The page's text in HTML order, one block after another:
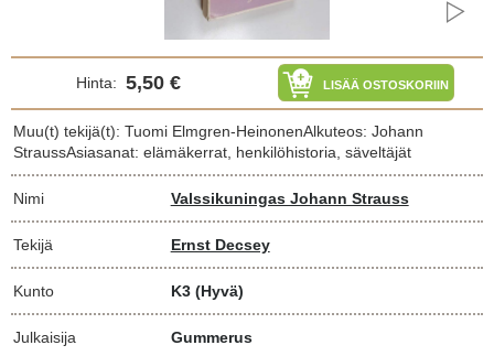
Hinta: 5,50 € LISÄÄ OSTOSKORIIN
Muu(t) tekijä(t): Tuomi Elmgren-HeinonenAlkuteos: Johann
StraussAsiasanat: elämäkerrat, henkilöhistoria, säveltäjät
Nimi Valssikuningas Johann Strauss
Tekijä Ernst Decsey
Kunto K3 (Hyvä)
Julkaisija Gummerus